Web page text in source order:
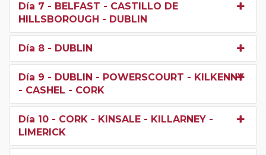
Día 7 - BELFAST - CASTILLO DE
HILLSBOROUGH - DUBLIN
Día 8 - DUBLIN
Día 9 - DUBLIN - POWERSCOURT - KILKENNY
- CASHEL - CORK
Día 10 - CORK - KINSALE - KILLARNEY -
LIMERICK